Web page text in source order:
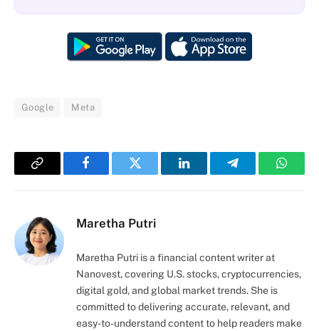
Google Meta
Copy
FacebookTwitter LinkedInTelegram
Maretha Putri
Maretha Putri is a financial content writer at
Nanovest, covering U.S. stocks, cryptocurrencies,
digital gold, and global market trends. She is
committed to delivering accurate, relevant, and
easy-to-understand content to help readers make